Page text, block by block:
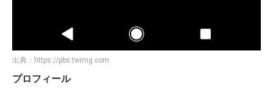
出典： https://pbs.twimg.com
プロフィール